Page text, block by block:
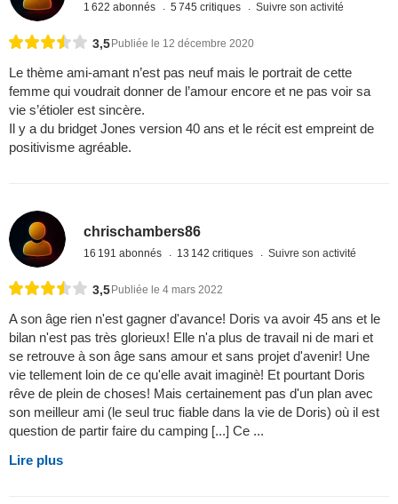
1 622 abonnés 5 745 critiques Suivre son activité
3,5 Publiée le 12 décembre 2020
Le thème ami-amant n’est pas neuf mais le portrait de cette
femme qui voudrait donner de l’amour encore et ne pas voir sa
vie s’étioler est sincère.
Il y a du bridget Jones version 40 ans et le récit est empreint de
positivisme agréable.
chrischambers86
16 191 abonnés 13 142 critiques Suivre son activité
3,5 Publiée le 4 mars 2022
A son âge rien n'est gagner d'avance! Doris va avoir 45 ans et le
bilan n'est pas très glorieux! Elle n'a plus de travail ni de mari et
se retrouve à son âge sans amour et sans projet d'avenir! Une
vie tellement loin de ce qu'elle avait imaginè! Et pourtant Doris
rêve de plein de choses! Mais certainement pas d'un plan avec
son meilleur ami (le seul truc fiable dans la vie de Doris) où il est
question de partir faire du camping [...] Ce ...
Lire plus